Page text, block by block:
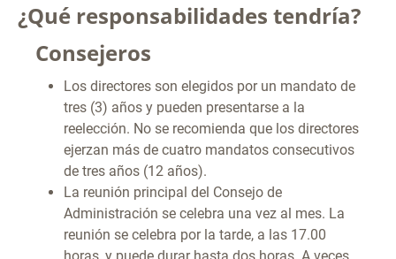
¿Qué responsabilidades tendría?
Consejeros
Los directores son elegidos por un mandato de
tres (3) años y pueden presentarse a la
reelección. No se recomienda que los directores
ejerzan más de cuatro mandatos consecutivos
de tres años (12 años).
La reunión principal del Consejo de
Administración se celebra una vez al mes. La
reunión se celebra por la tarde, a las 17.00